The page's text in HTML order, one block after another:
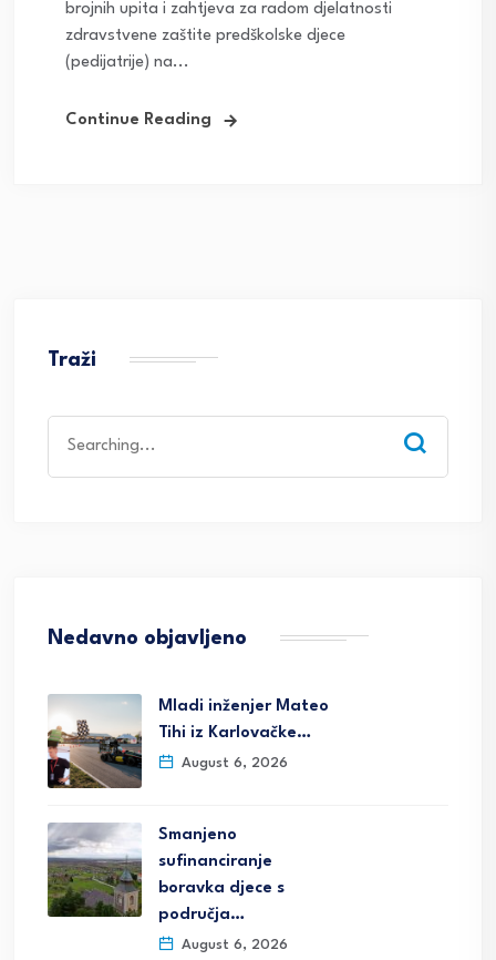
brojnih upita i zahtjeva za radom djelatnosti
zdravstvene zaštite predškolske djece
(pedijatrije) na...
Continue Reading
Traži
for:
Nedavno objavljeno
Mladi inženjer Mateo
Tihi iz Karlovačke…
August 6, 2026
Smanjeno
sufinanciranje
boravka djece s
područja…
August 6, 2026